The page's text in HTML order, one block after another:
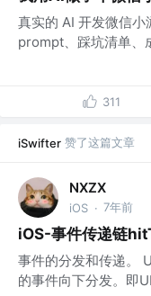
真实的 AI 开发微信小
prompt、踩坑清单、
311
iSwifter 赞了这篇文章
NXZX
iOS · 7年前
iOS-事件传递链
事件的分发和传递。
的事件向下分发。即